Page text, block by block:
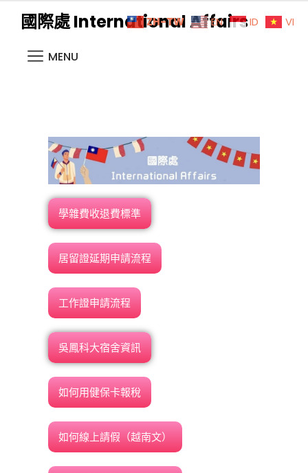
國際處 International Affairs
MENU
學雜費收退費標準
居留證延期申請流程
工作證申請流程
吳鳳科大宿舍資訊
如何用健保卡報稅
如何線上請假（越南文）
ZH-TW EN ID VI